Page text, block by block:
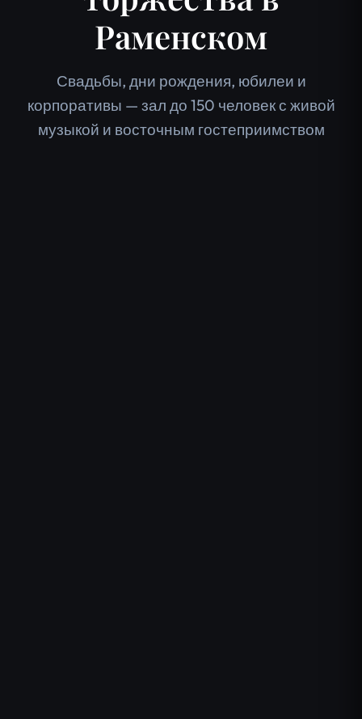
Раменском
Свадьбы, дни рождения, юбилеи и
корпоративы — зал до 150 человек с живой
музыкой и восточным гостеприимством